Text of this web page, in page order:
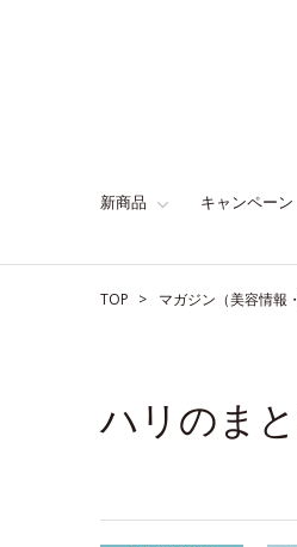
新商品 キャンペーン
TOP マガジン（美容情報
ハリのま